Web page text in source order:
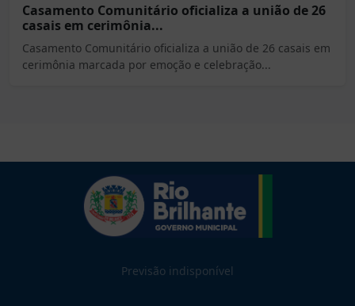
Casamento Comunitário oficializa a união de 26
casais em cerimônia...
Casamento Comunitário oficializa a união de 26 casais em
cerimônia marcada por emoção e celebração...
Previsão indisponível